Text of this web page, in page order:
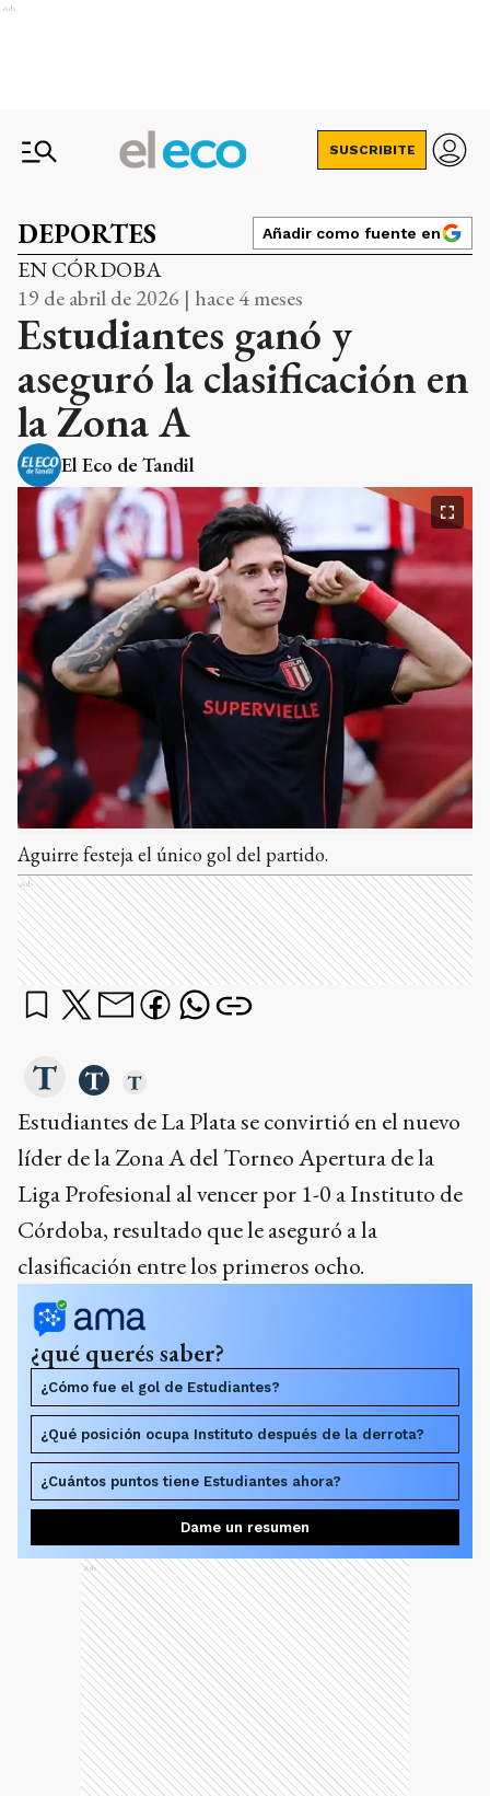
Ads
SUSCRIBITE
DEPORTES Añadir como fuente en
EN CÓRDOBA
19 de abril de 2026 | hace 4 meses
Estudiantes ganó y
aseguró la clasificación en
la Zona A
El Eco de Tandil
Aguirre festeja el único gol del partido.
Ads
Estudiantes de La Plata se convirtió en el nuevo
líder de la Zona A del Torneo Apertura de la
Liga Profesional al vencer por 1-0 a Instituto de
Córdoba, resultado que le aseguró a la
clasificación entre los primeros ocho.
¿qué querés saber?
¿Cómo fue el gol de Estudiantes?
¿Qué posición ocupa Instituto después de la derrota?
¿Cuántos puntos tiene Estudiantes ahora?
Dame un resumen
Ads